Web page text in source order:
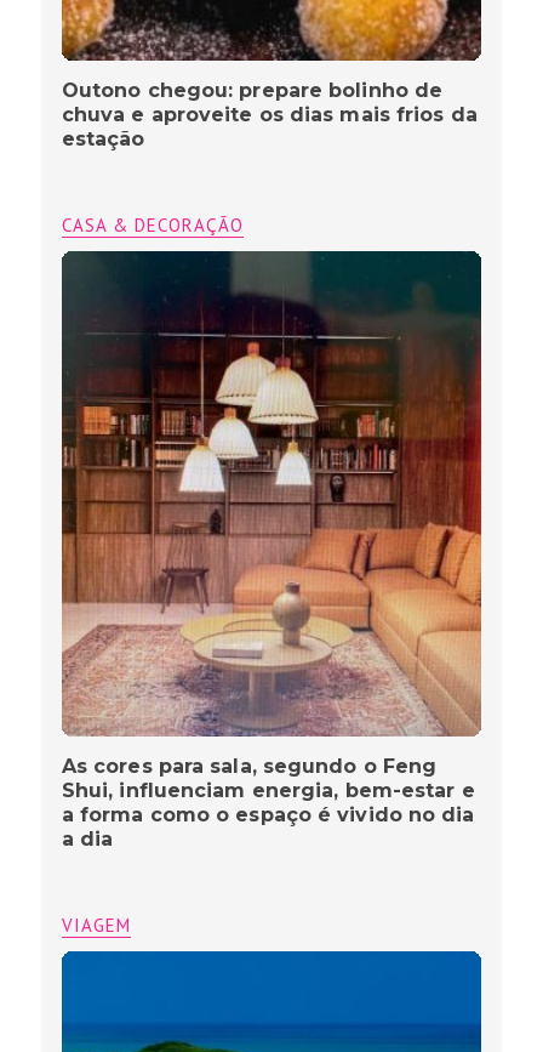
Outono chegou: prepare bolinho de
chuva e aproveite os dias mais frios da
estação
CASA & DECORAÇÃO
As cores para sala, segundo o Feng
Shui, influenciam energia, bem-estar e
a forma como o espaço é vivido no dia
a dia
VIAGEM